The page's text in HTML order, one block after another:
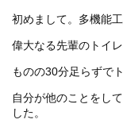
初めまして。多機能
偉大なる先輩のトイ
ものの30分足らずで
自分が他のことをし
した。